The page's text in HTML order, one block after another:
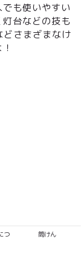
も使いやすい
台などの技も
さまざまなけ
つ
筒けん